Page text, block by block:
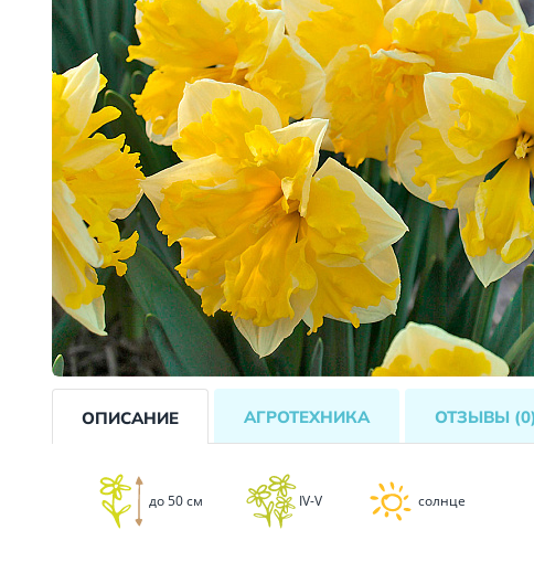
ОПИСАНИЕ АГРОТЕХНИКА ОТЗЫВЫ (0)
до 50 см IV-V солнце